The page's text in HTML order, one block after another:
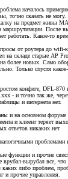
началось
точно сказать не
на предмет живы
После
работать. Какое-то
от роутера до wifi-
на складе старые AP
более новых. Само
Только спустя
конфиге, DFL-
- и точно так же,
и интернета нет.
и на основном
и клиент теряет
ответов никаких нет
проблемами
функции и прочие
врубал-вырубал все,
каких либо проблем,
и прочие управления.